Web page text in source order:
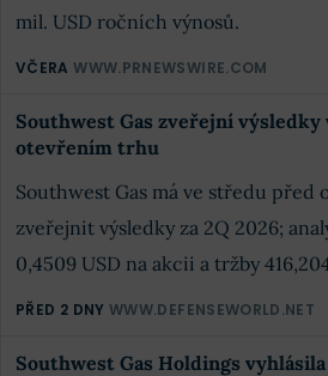
mil. USD ročních výnosů.
VČERA WWW.PRNEWSWIRE.COM
Southwest Gas zveřejní
otevřením trhu
Southwest Gas má ve středu před
zveřejnit výsledky za 2Q 2026;
0,4509 USD na akcii a tržby
PŘED 2 DNY WWW.DEFENSEWORLD.NET
Southwest Gas Holdings